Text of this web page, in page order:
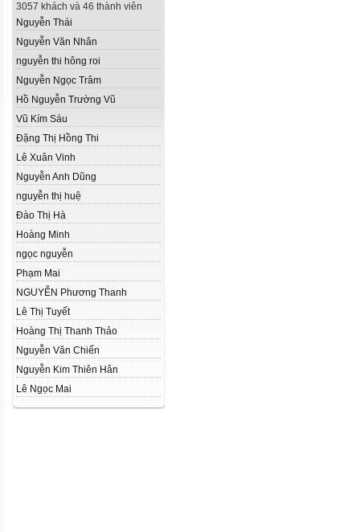
3057 khách và 46 thành viên
Nguyễn Thái
Nguyễn Văn Nhân
nguyễn thi hông roi
Nguyễn Ngọc Trâm
Hồ Nguyễn Trường Vũ
Vũ Kím Sáu
Đặng Thị Hồng Thi
Lê Xuân Vinh
Nguyễn Anh Dũng
nguyễn thị huệ
Đào Thị Hà
Hoàng Minh
ngọc nguyễn
Phạm Mai
NGUYỄN Phương Thanh
Lê Thị Tuyết
Hoàng Thị Thanh Thảo
Nguyễn Văn Chiến
Nguyễn Kim Thiên Hân
Lê Ngọc Mai